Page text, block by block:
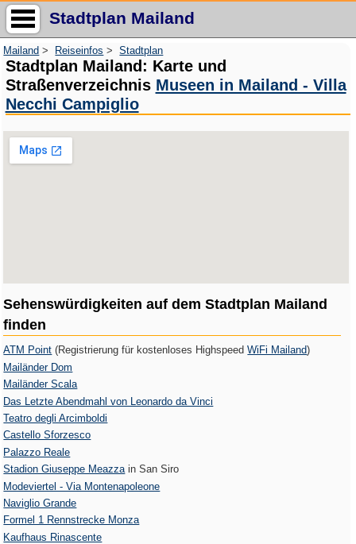
Stadtplan Mailand
Mailand > Reiseinfos >Stadtplan
Stadtplan Mailand: Karte und
Straßenverzeichnis Museen in Mailand - Villa
Necchi Campiglio
Sehenswürdigkeiten auf dem Stadtplan Mailand
finden
ATM Point (Registrierung für kostenloses HighspeedWiFi Mailand)
Mailänder Dom
Mailänder Scala
Das Letzte Abendmahl von Leonardo da Vinci
Teatro degli Arcimboldi
Castello Sforzesco
Palazzo Reale
Stadion Giuseppe Meazzain San Siro
Modeviertel - Via Montenapoleone
Naviglio Grande
Formel 1 Rennstrecke Monza
Kaufhaus Rinascente